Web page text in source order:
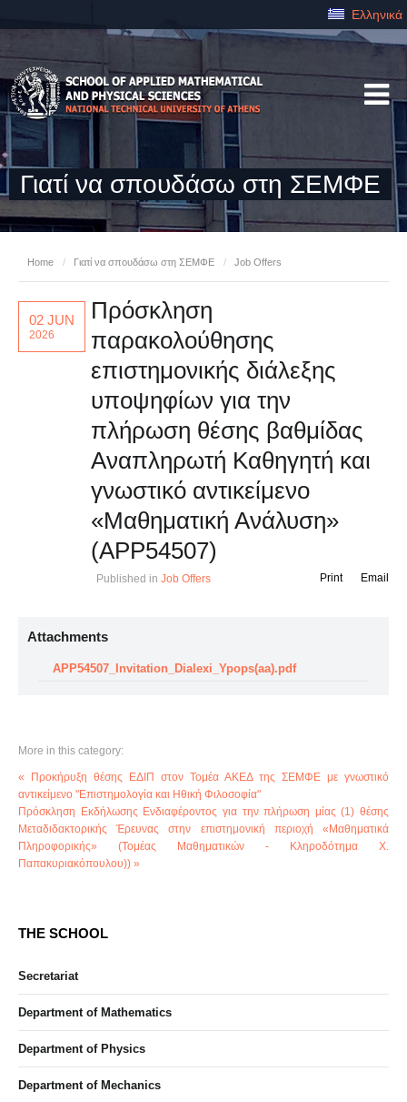
Ελληνικά
Γιατί να σπουδάσω στη ΣΕΜΦΕ
Home / Γιατί να σπουδάσω στη ΣΕΜΦΕ / Job Offers
02 JUN
2026
Πρόσκληση
παρακολούθησης
επιστημονικής διάλεξης
υποψηφίων για την
πλήρωση θέσης βαθμίδας
Αναπληρωτή Καθηγητή και
γνωστικό αντικείμενο
«Μαθηματική Ανάλυση»
(APP54507)
Published in Job Offers Email
Print
Attachments
APP54507_Invitation_Dialexi_Ypops(aa).pdf
More in this category:
« Προκήρυξη θέσης ΕΔΙΠ στον Τομέα ΑΚΕΔ της ΣΕΜΦΕ με γνωστικό
αντικείμενο "Επιστημολογία και Ηθική Φιλοσοφία"
Πρόσκληση Εκδήλωσης Ενδιαφέροντος για την πλήρωση μίας (1) θέσης
Μεταδιδακτορικής Έρευνας στην επιστημονική περιοχή «Μαθηματικά
Πληροφορικής» (Τομέας Μαθηματικών - Κληροδότημα Χ.
Παπακυριακόπουλου)) »
THE SCHOOL
Secretariat
Department of Mathematics
Department of Physics
Department of Mechanics